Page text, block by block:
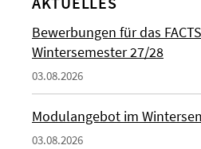
Bewerbungen für das
Wintersemester 27/28
03.08.2026
Modulangebot im
03.08.2026